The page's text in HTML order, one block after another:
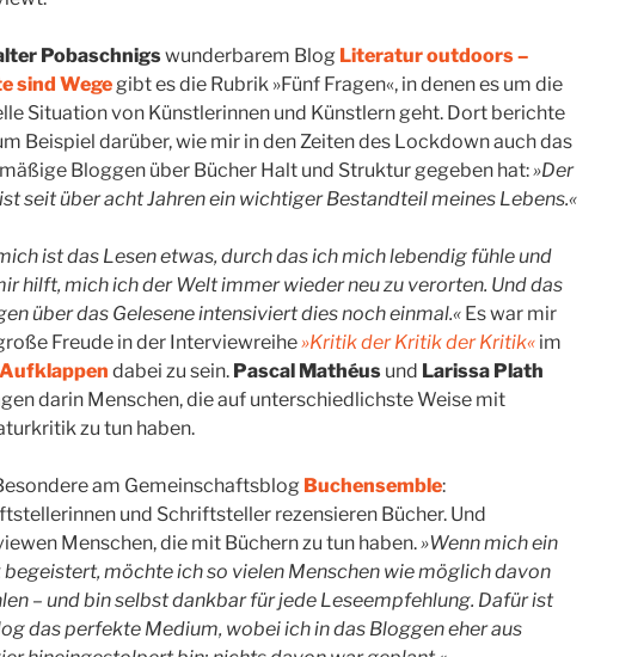
Pobaschnigswunderbarem Blog Literatur outdoors –
sind Wegegibt es die Rubrik »Fünf Fragen«, in denen es um die
Situation von Künstlerinnen und Künstlern geht. Dort berichte
Beispiel darüber, wie mir in den Zeiten des Lockdown auch das
Bloggen über Bücher Halt und Struktur gegeben hat:»Der
seit über acht Jahren ein wichtiger Bestandteil meines Lebens.«
ist das Lesen etwas, durch das ich mich lebendig fühle und
hilft, mich ich der Welt immer wieder neu zu verorten. Und das
über das Gelesene intensiviert dies noch einmal.« Es war mir
Freude in der Interviewreihe»Kritik der Kritik der Kritik« im
Aufklappen dabei zu sein. Pascal Mathéus und Larissa Plath
darin Menschen, die auf unterschiedlichste Weise mit
zu tun haben.
am Gemeinschaftsblog Buchensemble:
und Schriftsteller rezensieren Bücher. Und
Menschen, die mit Büchern zu tun haben.»Wenn mich ein
begeistert, möchte ich so vielen Menschen wie möglich davon
– und bin selbst dankbar für jede Leseempfehlung. Dafür ist
das perfekte Medium, wobei ich in das Bloggen eher aus